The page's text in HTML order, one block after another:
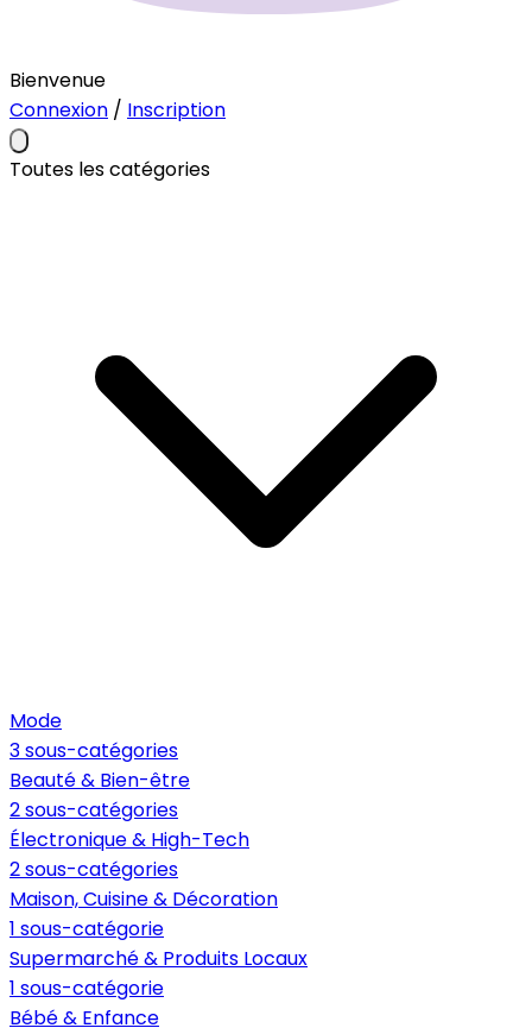
Bienvenue
Connexion / Inscription
Toutes les catégories
Mode
3 sous-catégories
Beauté & Bien-être
2 sous-catégories
Électronique & High-Tech
2 sous-catégories
Maison, Cuisine & Décoration
1 sous-catégorie
Supermarché & Produits Locaux
1 sous-catégorie
Bébé & Enfance